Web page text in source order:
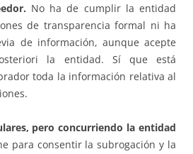
No ha de cumplir la entidad
de transparencia formal ni ha
de información, aunque acepte
la entidad. Sí que está
toda la información relativa al
pero concurriendo la entidad
para consentir la subrogación y la